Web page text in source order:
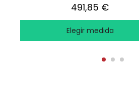
491,85 €
Elegir medida